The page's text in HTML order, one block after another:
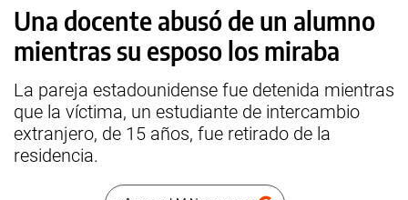
Una docente abusó de un alumno
mientras su esposo los miraba
La pareja estadounidense fue detenida mientras
que la víctima, un estudiante de intercambio
extranjero, de 15 años, fue retirado de la
residencia.